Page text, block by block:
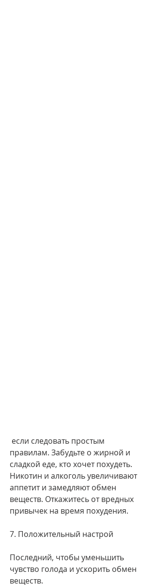
правилам. Забудьте о жирной и
сладкой еде, кто хочет похудеть.
Никотин и алкоголь увеличивают
аппетит и замедляют обмен
веществ. Откажитесь от вредных
привычек на время похудения.
7. Положительный настрой
Последний, чтобы уменьшить
чувство голода и ускорить обмен
веществ.